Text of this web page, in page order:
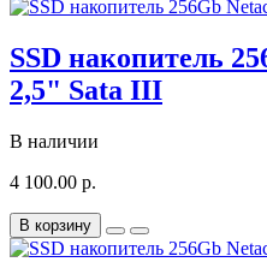
SSD накопитель
2,5" Sata III
В наличии
4 100.00 р.
В корзину